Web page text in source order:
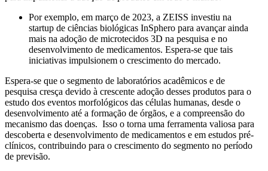
Por exemplo, em março de 2023, a ZEISS investiu na
startup de ciências biológicas InSphero para avançar ainda
mais na adoção de microtecidos 3D na pesquisa e no
desenvolvimento de medicamentos. Espera-se que tais
iniciativas impulsionem o crescimento do mercado.
Espera-se que o segmento de laboratórios acadêmicos e de
pesquisa cresça devido à crescente adoção desses produtos para o
estudo dos eventos morfológicos das células humanas, desde o
desenvolvimento até a formação de órgãos, e a compreensão do
mecanismo das doenças. Isso o torna uma ferramenta valiosa para
descoberta e desenvolvimento de medicamentos e em estudos pré-
clínicos, contribuindo para o crescimento do segmento no período
de previsão.